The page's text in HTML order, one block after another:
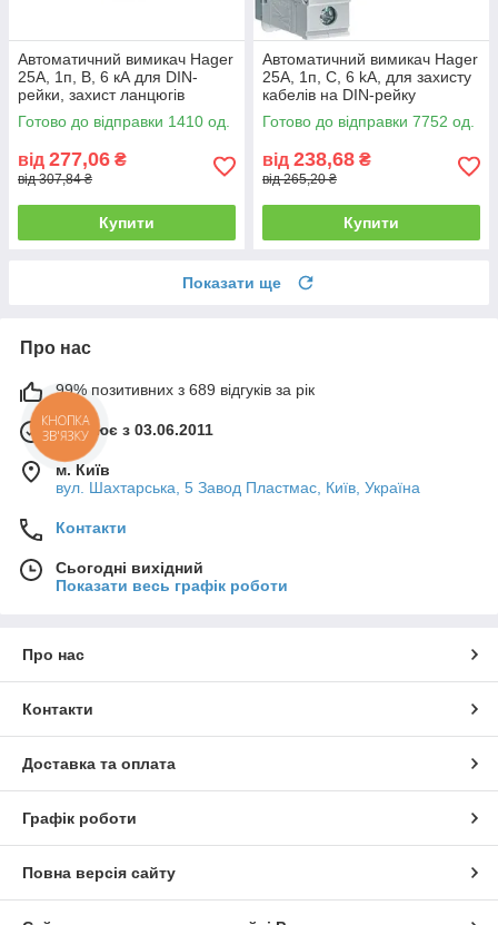
Автоматичний вимикач Hager
25A, 1п, B, 6 кА для DIN-
рейки, захист ланцюгів
Готово до відправки 1410 од.
від 277,06 ₴
від 307,84 ₴
Купити
Автоматичний вимикач Hager
25А, 1п, С, 6 kA, для захисту
кабелів на DIN-рейку
Готово до відправки 7752 од.
від 238,68 ₴
від 265,20 ₴
Купити
Показати ще
Про нас
99% позитивних з 689 відгуків за рік
Працює з 03.06.2011
м. Київ
вул. Шахтарська, 5 Завод Пластмас, Київ, Україна
Контакти
Сьогодні вихідний
Показати весь графік роботи
Про нас
Контакти
Доставка та оплата
Графік роботи
Повна версія сайту